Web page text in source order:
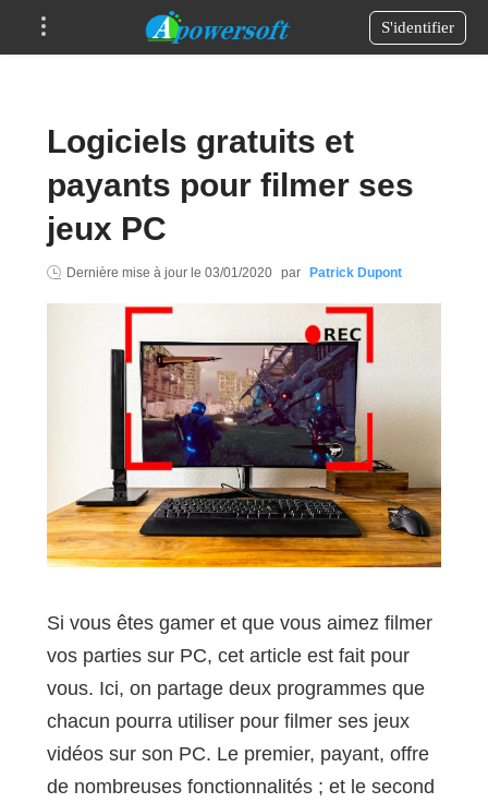
S'identifier
Logiciels gratuits et
payants pour filmer ses
jeux PC
Dernière mise à jour le 03/01/2020 par Patrick Dupont
Si vous êtes gamer et que vous aimez filmer
vos parties sur PC, cet article est fait pour
vous. Ici, on partage deux programmes que
chacun pourra utiliser pour filmer ses jeux
vidéos sur son PC. Le premier, payant, offre
de nombreuses fonctionnalités ; et le second